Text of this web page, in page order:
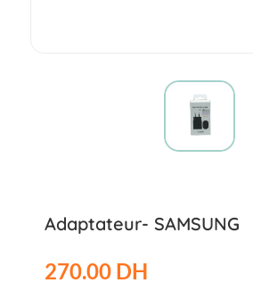
Adaptateur- SAMSUNG
270.00 DH